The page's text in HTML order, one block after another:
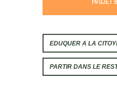
PROJET
EDUQUER A LA
PARTIR DANS LE